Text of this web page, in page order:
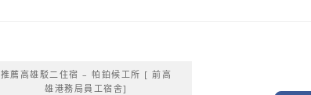
推薦高雄駁二住宿 – 帕鉑候工所 [ 前高
雄港務局員工宿舍]